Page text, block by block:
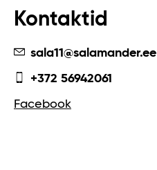
Kontaktid
sala11@salamander.ee
+372 56942061
Facebook